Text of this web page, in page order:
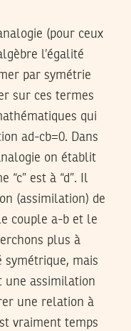
(pour ceux
l’égalité
par symétrie
sur ces termes
qui
ad-cb=0. Dans
on établit
“c” est à “d”. Il
(assimilation) de
couple a-b et le
plus à
mais
une assimilation
une relation à
vraiment temps